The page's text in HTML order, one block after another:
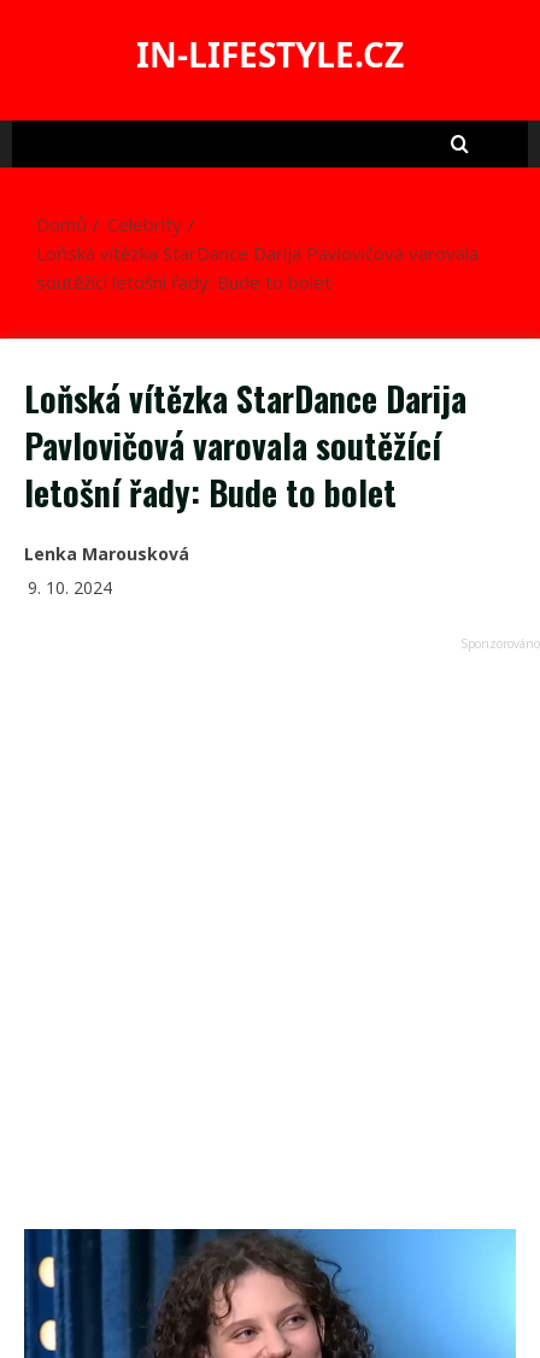
IN-LIFESTYLE.CZ
Domů
Celebrity
Loňská vítězka StarDance Darija Pavlovičová varovala
soutěžící letošní řady: Bude to bolet
Loňská vítězka StarDance Darija
Pavlovičová varovala soutěžící
letošní řady: Bude to bolet
Lenka Marousková
9. 10. 2024